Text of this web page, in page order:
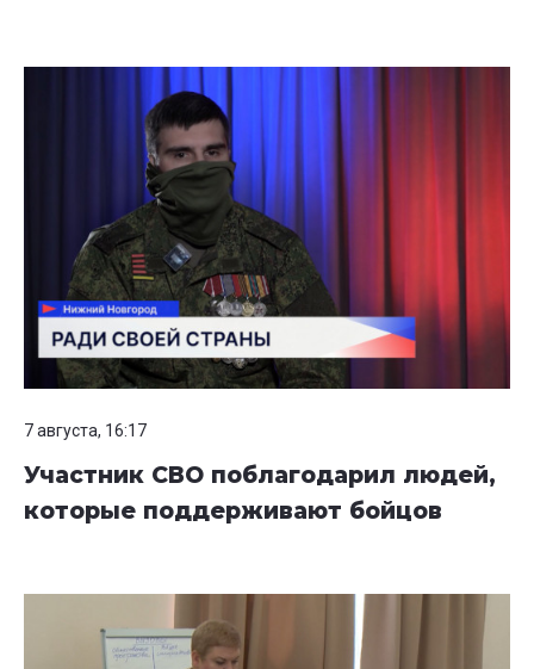
7 августа, 16:17
Участник СВО поблагодарил людей,
которые поддерживают бойцов